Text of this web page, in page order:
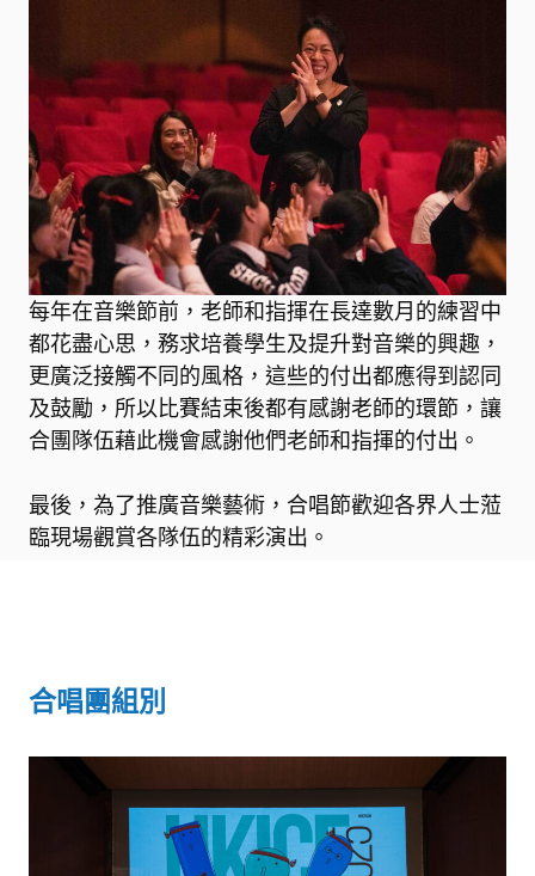
每年在音樂節前，老師和指揮在長達數月的練習中
都花盡心思，務求培養學生及提升對音樂的興趣，
更廣泛接觸不同的風格，這些的付出都應得到認同
及鼓勵，所以比賽結束後都有感謝老師的環節，讓
合團隊伍藉此機會感謝他們老師和指揮的付出。
最後，為了推廣音樂藝術，合唱節歡迎各界人士蒞
臨現場觀賞各隊伍的精彩演出。
合唱團組別